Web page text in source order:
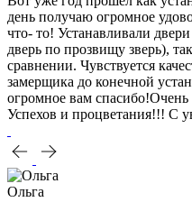
день получаю огромное
что- то! Устанавливали
дверь по прозвищу зверь),
сравнении. Чувствуется
замерщика до конечной
огромное вам спасибо!Очень
Успехов и процветания!!! С
Ольга